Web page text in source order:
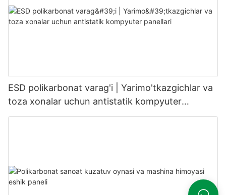
ESD polikarbonat varag'i | Yarimo'tkazgichlar va
toza xonalar uchun antistatik kompyuter
panellari